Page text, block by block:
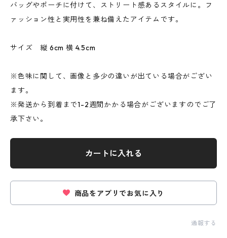
バッグやポーチに付けて、ストリート感あるスタイルに。フ
ァッション性と実用性を兼ね備えたアイテムです。
サイズ 縦 6cm 横 4.5cm
※色味に関して、画像と多少の違いが出ている場合がござい
ます。
※発送から到着まで1-2週間かかる場合がございますのでご了
承下さい。
カートに入れる
商品をアプリでお気に入り
通報する